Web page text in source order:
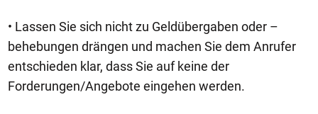
• Lassen Sie sich nicht zu Geldübergaben oder –
behebungen drängen und machen Sie dem Anrufer
entschieden klar, dass Sie auf keine der
Forderungen/Angebote eingehen werden.